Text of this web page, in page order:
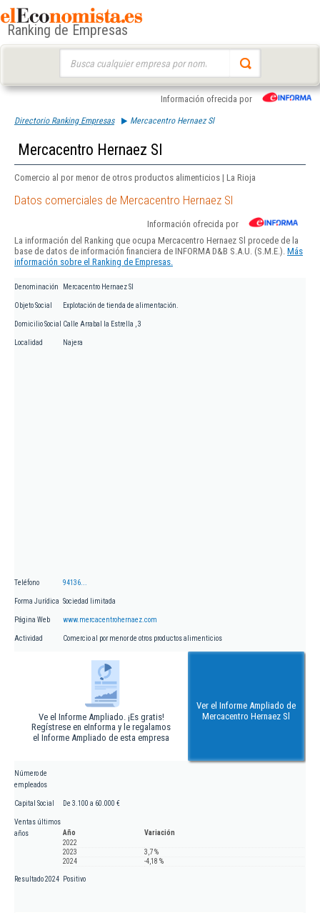
Ranking de Empresas
Información ofrecida por
Directorio Ranking Empresas Mercacentro Hernaez Sl
Mercacentro Hernaez Sl
Comercio al por menor de otros productos alimenticios | La Rioja
Datos comerciales de Mercacentro Hernaez Sl
Información ofrecida por
La información del Ranking que ocupa Mercacentro Hernaez Sl procede de la
base de datos de información financiera de INFORMA D&B S.A.U. (S.M.E.). Más
información sobre el Ranking de Empresas.
Denominación Mercacentro Hernaez Sl
Objeto Social Explotación de tienda de alimentación.
Domicilio Social Calle Arrabal la Estrella , 3
Localidad Najera
Teléfono 94136...
Forma Jurídica Sociedad limitada
Página Web www.mercacentrohernaez.com
Actividad Comercio al por menor de otros productos alimenticios
Ve el Informe Ampliado. ¡Es gratis!
Regístrese en eInforma y le regalamos
el Informe Ampliado de esta empresa
Ver el Informe Ampliado de
Mercacentro Hernaez Sl
Número de
empleados
Capital Social De 3.100 a 60.000 €
Ventas últimos
años
Año
Variación
2022
2023
3,7 %
2024
-4,18 %
Resultado 2024 Positivo